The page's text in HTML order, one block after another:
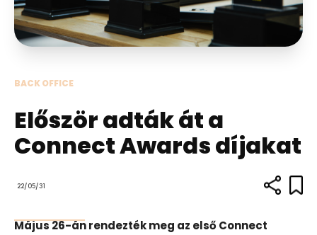
BACK OFFICE
Először adták át a
Connect Awards díjakat
22/05/31
Május 26-án rendezték meg az első Connect